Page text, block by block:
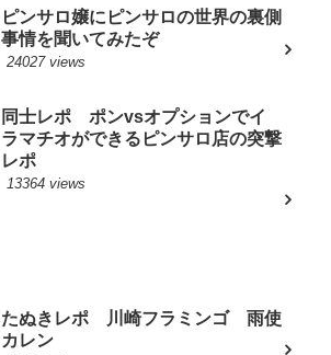
ピンサロ嬢にピンサロの世界の裏側
事情を聞いてみたぞ
24027 views
同士レポ ポンvsオプションでイ
ラマチオができるピンサロ店の突撃
レポ
13364 views
たぬきレポ 川崎フラミンゴ 雨使
カレン